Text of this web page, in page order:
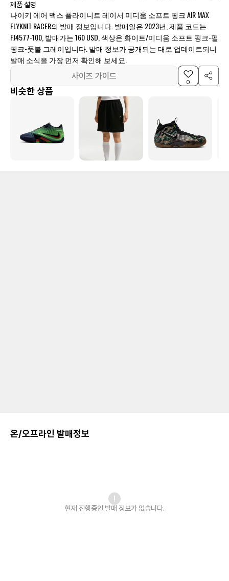
제품 설명
나이키 에어 맥스 플라이니트 레이서 미디움 소프트 핑크 AIR MAX
FLYKNIT RACER의 발매 정보입니다. 발매일은 2023년, 제품 코드는
FJ4577-100, 발매가는 160 USD, 색상은 화이트/미디움 소프트 핑크-펄
핑크-풋볼 그레이입니다. 발매 정보가 공개되는 대로 업데이트되니
발매 소식을 가장 먼저 확인해 보세요.
사이즈 가이드
0
비슷한 상품
온/오프라인 발매정보
현재 진행중인 발매 정보가 없습니다.